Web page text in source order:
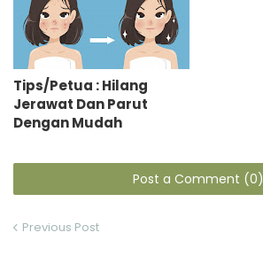
Tips/Petua : Hilang
Jerawat Dan Parut
Dengan Mudah
Post a Comment (0)
Previous Post